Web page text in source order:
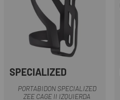
SPECIALIZED
PORTABIDON SPECIALIZED
ZEE CAGE II IZQUIERDA